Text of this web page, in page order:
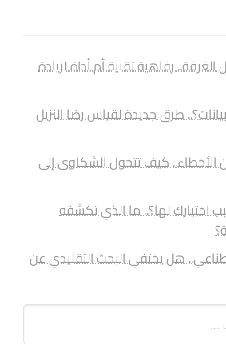
رفاهية تقنية أم أداة لزيادة
طرق جديدة لقياس رضا النزيل
الأخطاء.. كيف تتحول الشكاوى إلى
اختيارك لها؟.. ما الذي تكشفه
هل يختفي البحث التقليدي عن